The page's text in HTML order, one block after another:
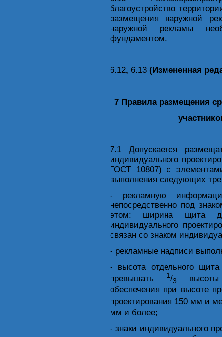
благоустройство
размещения наружной
наружной рекламы
фундаментом.
6.12, 6.13 (Измененная
7 Правила размещения
7.1 Допускается
индивидуального
ГОСТ 10807) с
выполнения следующих
- рекламную
непосредственно под
этом: ширина щита
индивидуального
связан со знаком
- рекламные надписи
- высота отдельного
превышать
1/3
высоты
обеспечения при высоте
проектирования 150 мм и
мм и более;
- знаки индивидуального